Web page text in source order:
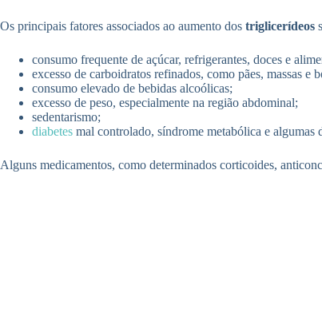
Os principais fatores associados ao aumento dos triglicerídeos
consumo frequente de açúcar, refrigerantes, doces e
excesso de carboidratos refinados, como pães, massas e
consumo elevado de bebidas alcoólicas;
excesso de peso, especialmente na região abdominal;
sedentarismo;
diabetes mal controlado, síndrome metabólica e algumas
Alguns medicamentos, como determinados corticoides,